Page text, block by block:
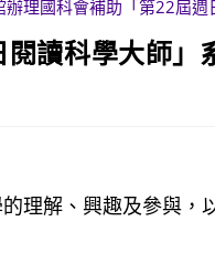
理國科會補助「第22屆
讀科學大師」
理解、興趣及參與，